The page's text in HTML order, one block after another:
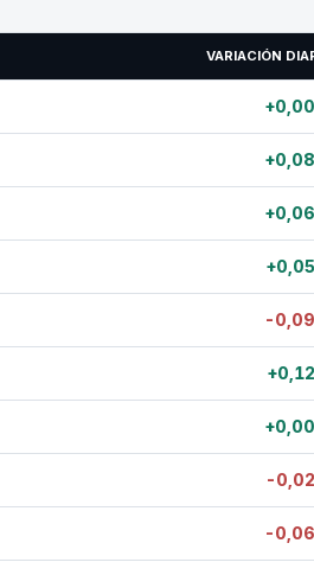
VARIACIÓN
-
-
-